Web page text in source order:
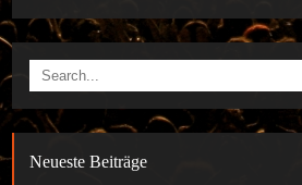
Neueste Beiträge